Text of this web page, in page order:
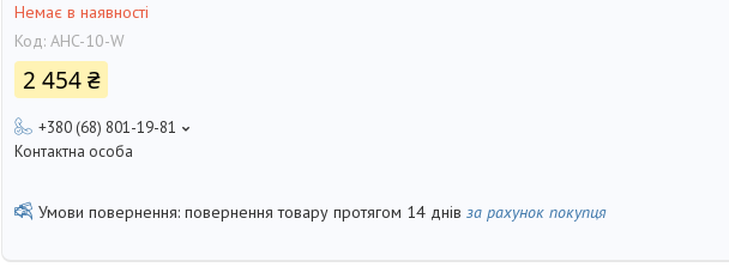
Немає в наявності
Код: AHC-10-W
2 454 ₴
+380 (68) 801-19-81
Контактна особа
повернення товару протягом 14 днів за рахунок покупця